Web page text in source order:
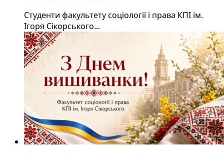
Студенти факультету соціології і права КПІ ім.
Ігоря Сікорського...